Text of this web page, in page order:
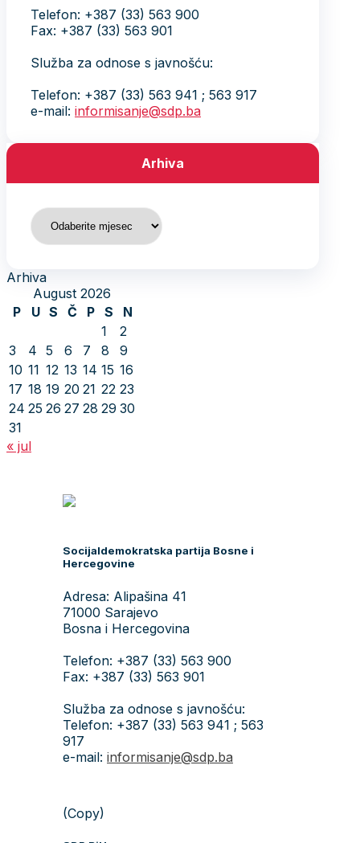
Telefon: +387 (33) 563 900
Fax: +387 (33) 563 901
Služba za odnose s javnošću:
Telefon: +387 (33) 563 941 ; 563 917
e-mail: informisanje@sdp.ba
Arhiva
Arhiva
Arhiva
August 2026
P
U S Č P S
N
1
2
3
4 5 6 7 8
9
10 11 12 13 14 15 16
17 18 19 20 21 22 23
24 25 26 27 28 29 30
31
« jul
Socijaldemokratska partija Bosne i
Hercegovine
Adresa: Alipašina 41
71000 Sarajevo
Bosna i Hercegovina
Telefon: +387 (33) 563 900
Fax: +387 (33) 563 901
Služba za odnose s javnošću:
Telefon: +387 (33) 563 941 ; 563
917
e-mail: informisanje@sdp.ba
(Copy)